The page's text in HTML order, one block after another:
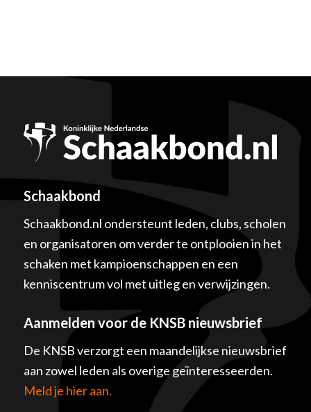
Schaakbond
Schaakbond.nl ondersteunt leden, clubs, scholen
en organisatoren om verder te ontplooien in het
schaken met kampioenschappen en een
kenniscentrum vol met uitleg en verwijzingen.
Aanmelden voor de KNSB nieuwsbrief
De KNSB verzorgt een maandelijkse nieuwsbrief
aan zowel leden als overige geïnteresseerden.
Meld je hier aan.